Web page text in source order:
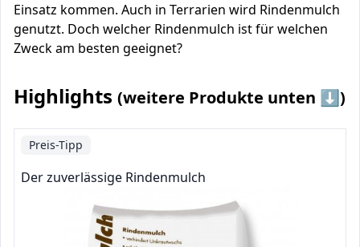
Einsatz kommen. Auch in Terrarien wird Rindenmulch
genutzt. Doch welcher Rindenmulch ist für welchen
Zweck am besten geeignet?
Highlights (weitere Produkte unten ⬇️)
Preis-Tipp
Der zuverlässige Rindenmulch